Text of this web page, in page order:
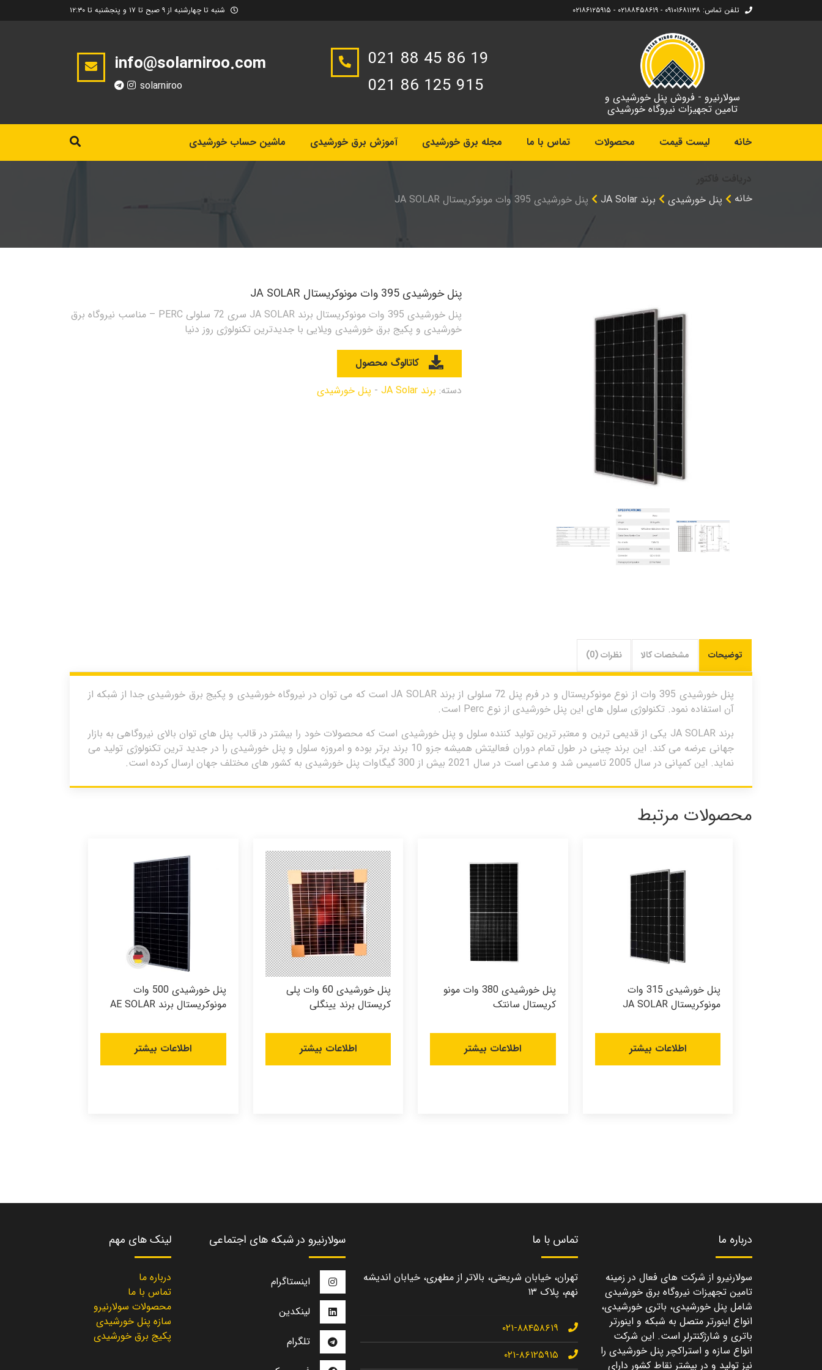
تلفن تماس: ۰۹۱۰۱۶۸۱۱۳۸ - ۰۲۱۸۸۴۵۸۶۱۹ - ۰۲۱۸۶۱۲۵۹۱۵ شنبه تا چهارشنبه از ۹ صبح تا ۱۷ و پنجشنبه تا ۱۲:۳۰
سولارنیرو - فروش پنل خورشیدی و
تامین تجهیزات نیروگاه خورشیدی
021 88 45 86 19
021 86 125 915
info@solarniroo.com
solarniroo
خانه لیست قیمت محصولات تماس با ما مجله برق خورشیدی آموزش برق خورشیدی ماشین حساب خورشیدی
خانه
پنل خورشیدی برند JA Solar پنل خورشیدی 395 وات مونوکریستال JA SOLAR
پنل خورشیدی 395 وات مونوکریستال JA SOLAR
پنل خورشیدی 395 وات مونوکریستال برند JA SOLAR سری 72 سلولی PERC – مناسب نیروگاه برق
خورشیدی و پکیج برق خورشیدی ویلایی با جدیدترین تکنولوژی روز دنیا
کاتالوگ محصول
دسته: برند JA Solar - پنل خورشیدی
توضیحات مشخصات کالا نظرات (0)
پنل خورشیدی 395 وات از نوع مونوکریستال و در فرم پنل 72 سلولی از برند JA SOLAR است که می توان در نیروگاه خورشیدی و پکیج برق خورشیدی جدا از شبکه از
آن استفاده نمود. تکنولوژی سلول های این پنل خورشیدی از نوع Perc است.
برند JA SOLAR یکی از قدیمی ترین و معتبر ترین تولید کننده سلول و پنل خورشیدی است که محصولات خود را بیشتر در قالب پنل های توان بالای نیروگاهی به بازار
جهانی عرضه می کند. این برند چینی در طول تمام دوران فعالیتش همیشه جزو 10 برند برتر بوده و امروزه سلول و پنل خورشیدی را در جدید ترین تکنولوژی تولید می
نماید. این کمپانی در سال 2005 تاسیس شد و مدعی است در سال 2021 بیش از 300 گیگاوات پنل خورشیدی به کشور های مختلف جهان ارسال کرده است.
محصولات مرتبط
پنل خورشیدی 315 وات
مونوکریستال JA SOLAR
اطلاعات بیشتر
پنل خورشیدی 380 وات مونو
کریستال سانتک
اطلاعات بیشتر
پنل خورشیدی 60 وات پلی
کریستال برند یینگلی
اطلاعات بیشتر
پنل خورشیدی 500 وات
مونوکریستال برند AE SOLAR
اطلاعات بیشتر
درباره ما
سولارنیرو از شرکت های فعال در زمینه
تامین تجهیزات نیروگاه برق خورشیدی
شامل پنل خورشیدی، باتری خورشیدی،
انواع اینورتر متصل به شبکه و اینورتر
باتری و شارژکنترلر است. این شرکت
انواع سازه و استراکچر پنل خورشیدی را
نیز تولید و در بیشتر نقاط کشور دارای
تماس با ما
تهران، خیابان شریعتی، بالاتر از مطهری، خیابان اندیشه
نهم، پلاک ۱۳
۰۲۱-۸۸۴۵۸۶۱۹
۰۲۱-۸۶۱۲۵۹۱۵
سولارنیرو در شبکه های اجتماعی
اینستاگرام
لینکدین
تلگرام
لینک های مهم
درباره ما
تماس با ما
محصولات سولارنیرو
سازه پنل خورشیدی
پکیج برق خورشیدی